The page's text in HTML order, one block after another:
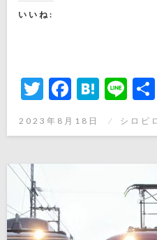
いいね:
Twitter
投
日:
2023年8月18日 シロピ